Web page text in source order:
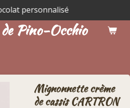
Pino-Occhio
personnalisé
Mignonnette crème
de cassis CARTRON